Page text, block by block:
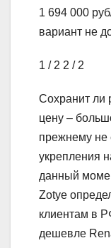
1 694 000
вариант не
1 / 2 2 / 2
Сохранит ли
цену –
прежнему не
укрепления
данный
Zotye
клиентам в
дешевле